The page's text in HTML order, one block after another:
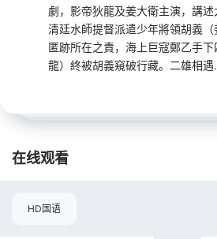
劇，影帝狄龍及姜大衛主演，講述
清廷水師提督派遣少年將領胡義
匿跡所在之責，海上巨寇鄭乙手
龍）終被胡義窺破行藏。二雄相遇
在线观看
HD国语